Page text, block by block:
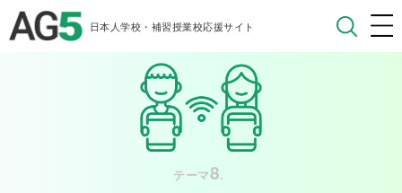
日本人学校・補習授業校応援サイト
テーマ8.